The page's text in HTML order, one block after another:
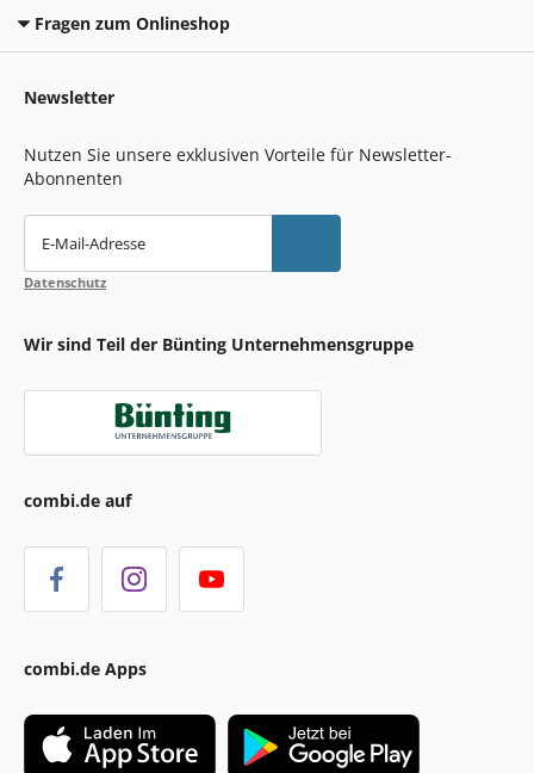
Fragen zum Onlineshop
Newsletter
Nutzen Sie unsere exklusiven Vorteile für Newsletter-
Abonnenten
E-Mail-Adresse
Datenschutz
Wir sind Teil der Bünting Unternehmensgruppe
combi.de auf
combi.de Apps